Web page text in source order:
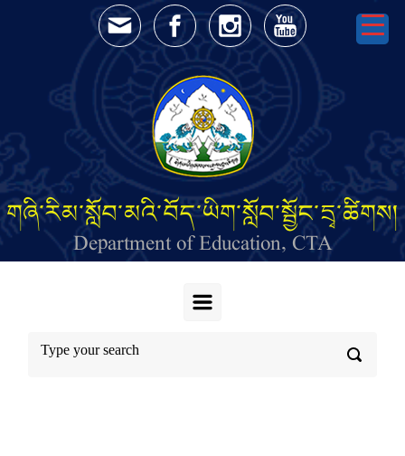
Skip to main content
གཞི་རིམ་སློབ་མའི་བོད་ཡིག་སློབ་སྦྱོང་དྲྭ་ཚིགས།
Department of Education, CTA